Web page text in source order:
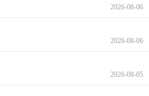
2026-08-06
2026-08-06
2026-08-05